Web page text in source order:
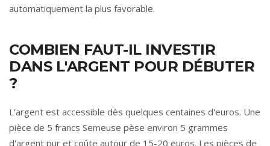
automatiquement la plus favorable.
COMBIEN FAUT-IL INVESTIR
DANS L'ARGENT POUR DÉBUTER
?
L'argent est accessible dès quelques centaines d'euros. Une
pièce de 5 francs Semeuse pèse environ 5 grammes
d'argent pur et coûte autour de 15-20 euros. Les pièces de